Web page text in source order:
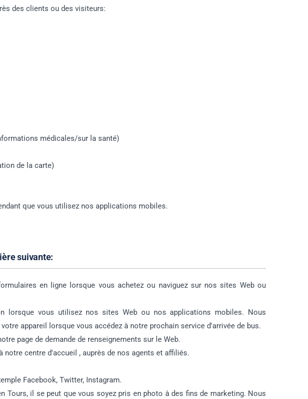
des clients ou des visiteurs:
médicales/sur la santé)
de la carte)
que vous utilisez nos applications mobiles.
suivante:
en ligne lorsque vous achetez ou naviguez sur nos sites Web ou
lorsque vous utilisez nos sites Web ou nos applications mobiles. Nous
appareil lorsque vous accédez à notre prochain service d'arrivée de bus.
page de demande de renseignements sur le Web.
notre centre d'accueil , auprès de nos agents et affiliés.
Facebook, Twitter, Instagram.
Tours, il se peut que vous soyez pris en photo à des fins de marketing. Nous